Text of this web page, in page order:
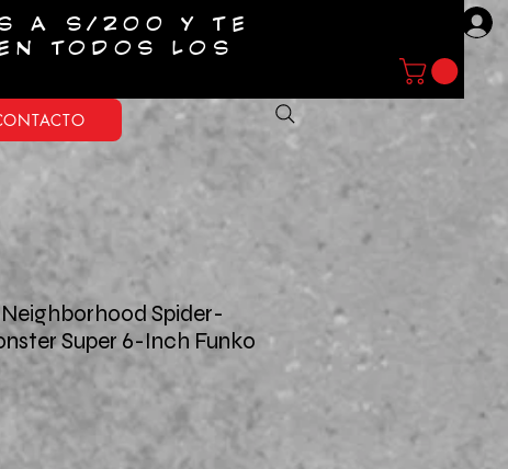
A S/200 Y TE
TODOS LOS
Spider-
Super 6-Inch Funko